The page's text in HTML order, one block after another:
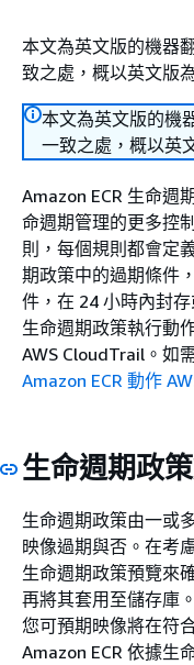
本文為英文版的機器
致之處，概以英文版
本文為英文版的機
一致之處，概以英
Amazon ECR 生命週
命週期管理的更多控
則，每個規則都會定
期政策中的過期條件
件，在 24 小時內封
生命週期政策執行動
AWS CloudTrail。如
Amazon ECR 動作
生命週期政
生命週期政策由一或
映像過期與否。在考
生命週期政策預覽來
再將其套用至儲存庫
您可預期映像將在符
Amazon ECR 依據生